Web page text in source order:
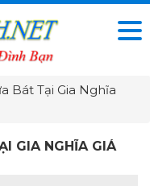
Bát Tại Gia Nghĩa
GIA NGHĨA GIÁ